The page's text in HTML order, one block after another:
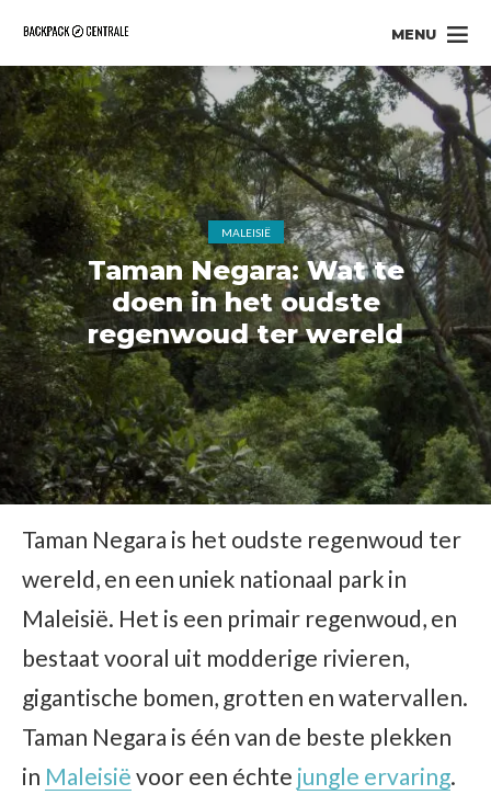
MENU
MALEISIË
Taman Negara: Wat te
doen in het oudste
regenwoud ter wereld
Taman Negara is het oudste regenwoud ter
wereld, en een uniek nationaal park in
Maleisië. Het is een primair regenwoud, en
bestaat vooral uit modderige rivieren,
gigantische bomen, grotten en watervallen.
Taman Negara is één van de beste plekken
in Maleisië voor een échte jungle ervaring.